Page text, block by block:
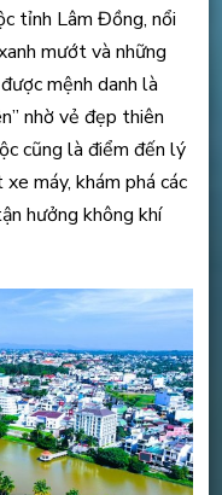
tỉnh Lâm Đồng, nổi
mướt và những
mệnh danh là
nhờ vẻ đẹp thiên
cũng là điểm đến lý
máy, khám phá các
hưởng không khí